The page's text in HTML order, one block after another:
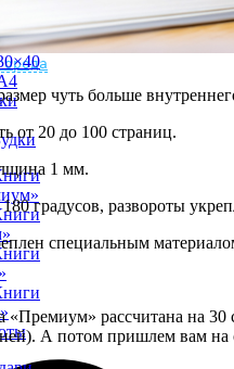
всему миру
чуть больше
от 20 до 100 страниц.
1 мм.
градусов, развороты
специальным
«Премиум» рассчитана на
А потом пришлем вам на